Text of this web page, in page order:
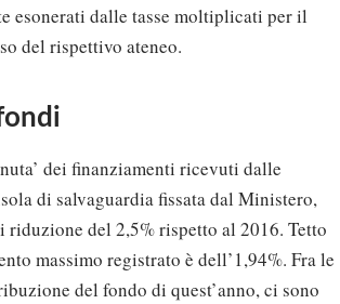
esonerati dalle tasse moltiplicati per il
del rispettivo ateneo.
dei finanziamenti ricevuti dalle
di salvaguardia fissata dal Ministero,
riduzione del 2,5% rispetto al 2016. Tetto
massimo registrato è dell’1,94%. Fra le
del fondo di quest’anno, ci sono